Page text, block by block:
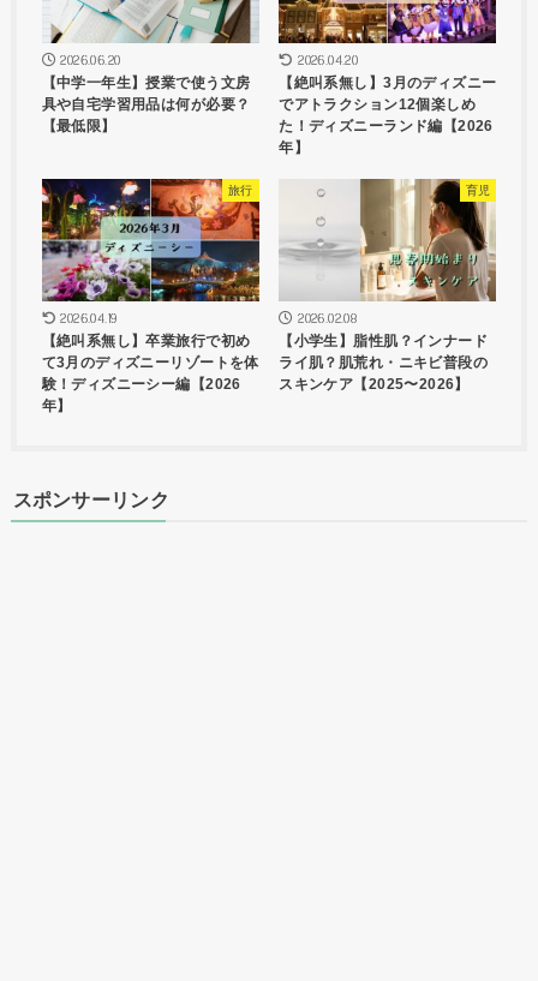
2026.06.20
【中学一年生】授業で使う文房
具や自宅学習用品は何が必要？
【最低限】
2026.04.20
【絶叫系無し】3月のディズニー
でアトラクション12個楽しめ
た！ディズニーランド編【2026
年】
旅行
2026.04.19
【絶叫系無し】卒業旅行で初め
て3月のディズニーリゾートを体
験！ディズニーシー編【2026
年】
育児
2026.02.08
【小学生】脂性肌？インナード
ライ肌？肌荒れ・ニキビ普段の
スキンケア【2025〜2026】
スポンサーリンク